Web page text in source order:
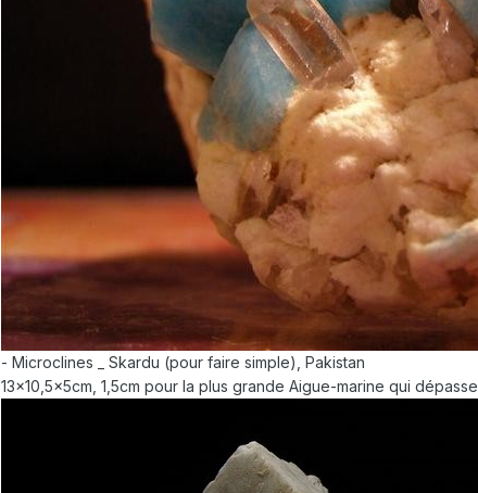
- Microclines _ Skardu (pour faire simple), Pakistan
13x10,5x5cm, 1,5cm pour la plus grande Aigue-marine qui dépasse